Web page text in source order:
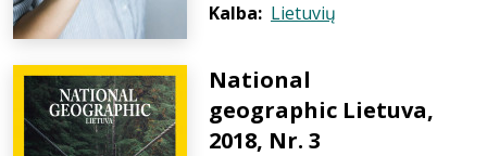
Kalba: Lietuvių
National
geographic Lietuva,
2018, Nr. 3